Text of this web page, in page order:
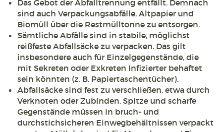
Das Gebot der Abfalltrennung entfällt. Demnach
sind auch Verpackungsabfälle, Altpapier und
Biomüll über die Restmülltonne zu entsorgen.
Sämtliche Abfälle sind in stabile, möglichst
reißfeste Abfallsäcke zu verpacken. Das gilt
insbesondere auch für Einzelgegenstände, die
mit Sekreten oder Exkreten Infizierter behaftet
sein könnten (z. B. Papiertaschentücher).
Abfallsäcke sind fest zu verschließen, etwa durch
Verknoten oder Zubinden. Spitze und scharfe
Gegenstände müssen in bruch- und
durchstichsicheren Einwegbehältnissen verpackt